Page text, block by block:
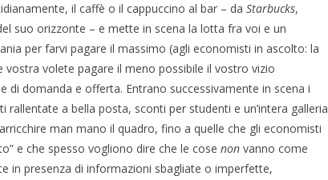
il caffè o il cappuccino al bar – da Starbucks,
suo orizzonte – e mette in scena la lotta fra voi e un
per farvi pagare il massimo (agli economisti in ascolto: la
volete pagare il meno possibile il vostro vizio
di domanda e offerta. Entrano successivamente in scena i
a bella posta, sconti per studenti e un’intera galleria
man mano il quadro, fino a quelle che gli economisti
e che spesso vogliono dire che le cose non vanno come
in presenza di informazioni sbagliate o imperfette,